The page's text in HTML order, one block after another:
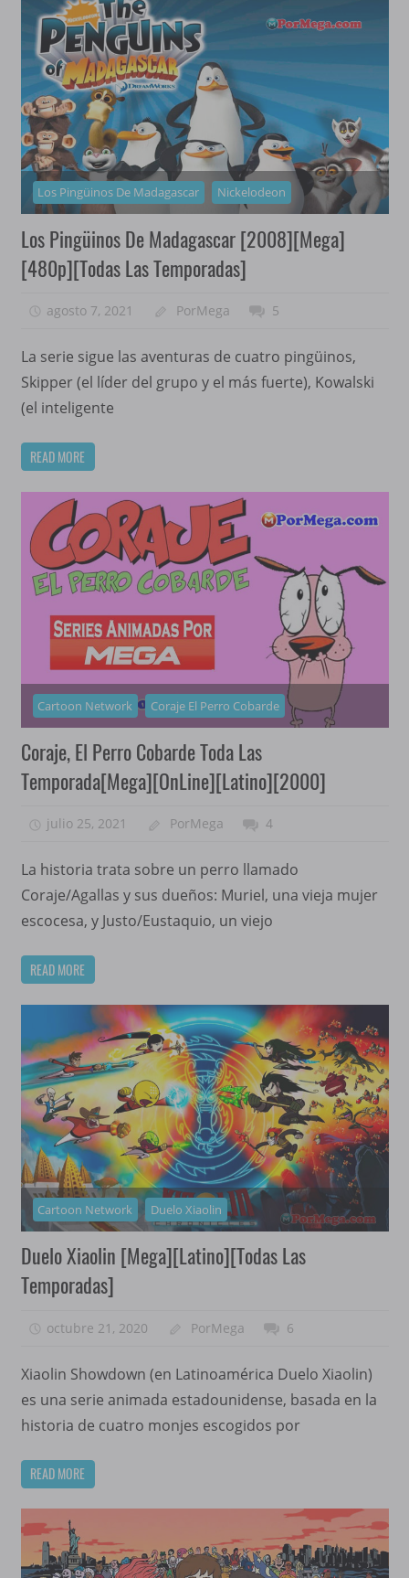
Los Pingüinos De Madagascar Nickelodeon
Los Pingüinos De Madagascar [2008][Mega]
[480p][Todas Las Temporadas]
agosto 7, 2021 PorMega 5
La serie sigue las aventuras de cuatro pingüinos,
Skipper (el líder del grupo y el más fuerte), Kowalski
(el inteligente
READ MORE
Cartoon Network Coraje El Perro Cobarde
Coraje, El Perro Cobarde Toda Las
Temporada[Mega][OnLine][Latino][2000]
julio 25, 2021 PorMega 4
La historia trata sobre un perro llamado
Coraje/Agallas y sus dueños: Muriel, una vieja mujer
escocesa, y Justo/Eustaquio, un viejo
READ MORE
Cartoon Network Duelo Xiaolin
Duelo Xiaolin [Mega][Latino][Todas Las
Temporadas]
octubre 21, 2020 PorMega 6
Xiaolin Showdown (en Latinoamérica Duelo Xiaolin)
es una serie animada estadounidense, basada en la
historia de cuatro monjes escogidos por
READ MORE